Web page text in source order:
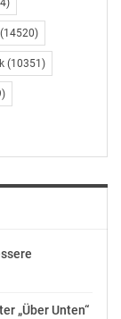
UNTER
(14520)
(10351)
„Über Unten“